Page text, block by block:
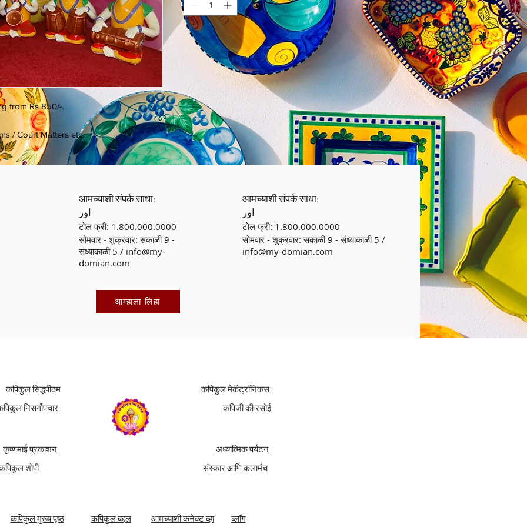
from Rs 850/-.
/ Court Matters etc
आमच्याशी संपर्क साधा:
اور
टोल फ्री: 1.800.000.0000
सोमवार - शुक्रवार: सकाळी 9 -
संध्याकाळी 5 / info@my-
domian.com
आम्हाला लिहा
आमच्याशी संपर्क साधा:
اور
टोल फ्री: 1.800.000.0000
सोमवार - शुक्रवार: सकाळी 9 - संध्याकाळी 5 /
info@my-domian.com
कपिकुल सिद्धपीठम
निसर्गोपचार
कृष्णमाई प्रकाशन
शोपी
कपिकुल मेकॅट्रॉनिकस
कपिजी की रसोई
अध्यात्मिक पर्यटन
संस्कार आणि कलामंच
कपिकुल मुख्य पृष्ठ कपिकुल बद्दल आमच्याशी कनेक्ट व्हा ब्लॉग